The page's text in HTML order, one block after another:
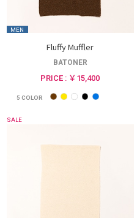
MEN
Fluffy Muffler
BATONER
PRICE : ￥15,400
5 COLOR
SALE